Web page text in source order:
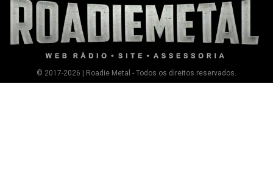
© 2017-2026 | Roadie Metal - Todos os direitos reservados.